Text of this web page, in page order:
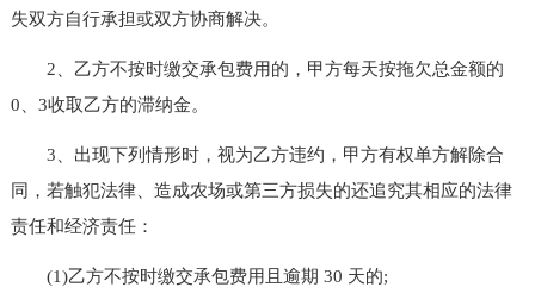
失双方自行承担或双方协商解决。
2、乙方不按时缴交承包费用的，甲方每天按拖欠总金额的
0、3收取乙方的滞纳金。
3、出现下列情形时，视为乙方违约，甲方有权单方解除合
同，若触犯法律、造成农场或第三方损失的还追究其相应的法律
责任和经济责任：
(1)乙方不按时缴交承包费用且逾期 30 天的;